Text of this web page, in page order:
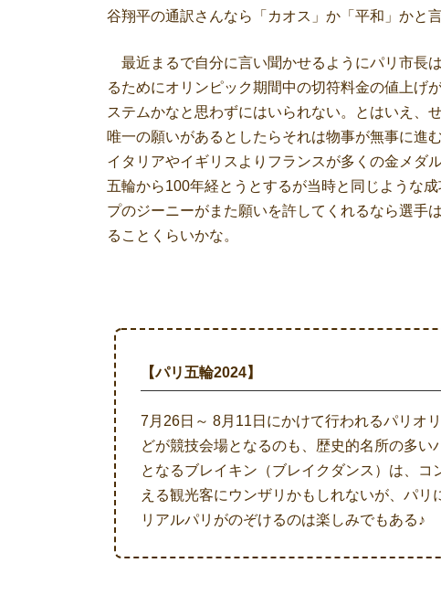
谷翔平の通訳さんなら「カオス」か「平和」かと
最近まるで自分に言い聞かせるようにパリ市長
るためにオリンピック期間中の切符料金の値上げ
ステムかなと思わずにはいられない。とはいえ、
唯一の願いがあるとしたらそれは物事が無事に進
イタリアやイギリスよりフランスが多くの金メダ
五輪から100年経とうとするが当時と同じような
プのジーニーがまた願いを許してくれるなら選手
ることくらいかな。
【パリ五輪2024】
7月26日～ 8月11日にかけて行われるパリオ
どが競技会場となるのも、歴史的名所の多
となるブレイキン（ブレイクダンス）は、
える観光客にウンザリかもしれないが、パ
リアルパリがのぞけるのは楽しみでもある♪